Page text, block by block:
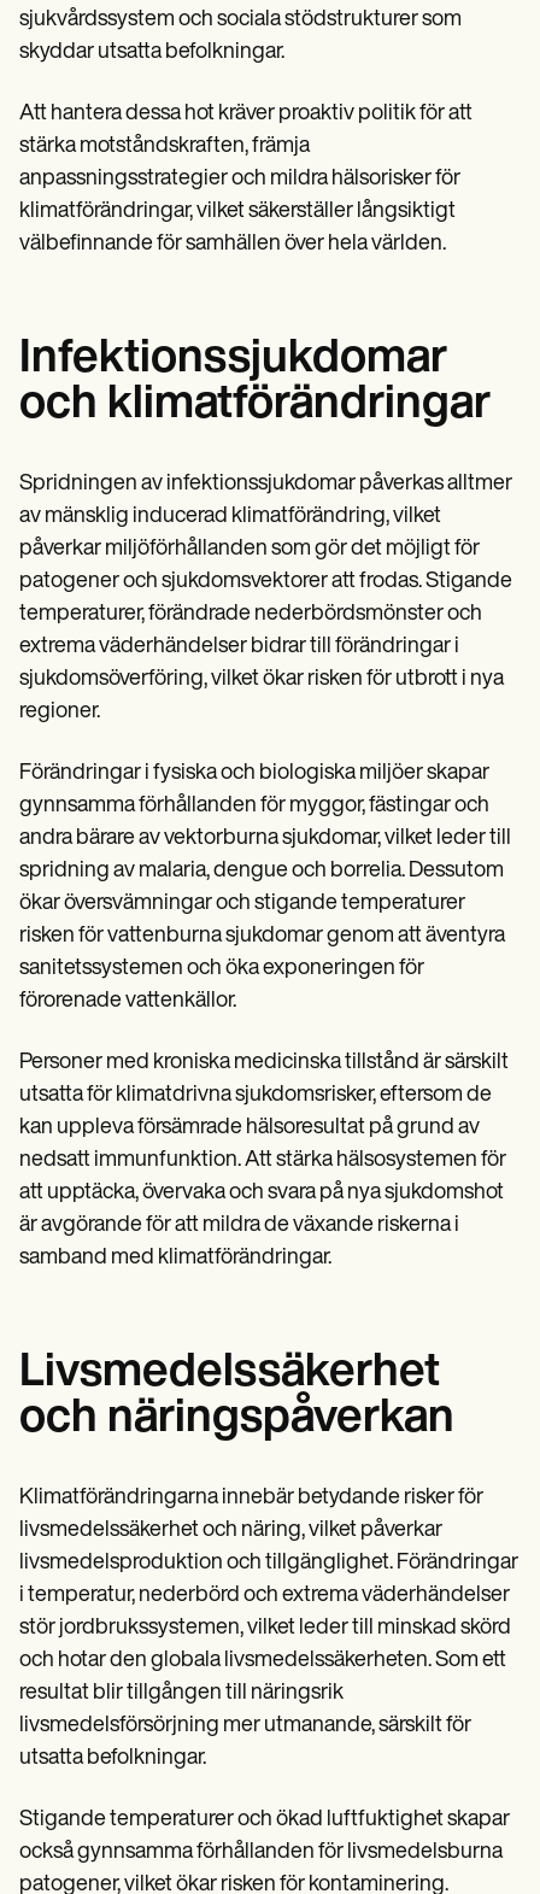
sjukvårdssystem och sociala stödstrukturer som
skyddar utsatta befolkningar.
Att hantera dessa hot kräver proaktiv politik för att
stärka motståndskraften, främja
anpassningsstrategier och mildra hälsorisker för
klimatförändringar, vilket säkerställer långsiktigt
välbefinnande för samhällen över hela världen.
Infektionssjukdomar
och klimatförändringar
Spridningen av infektionssjukdomar påverkas alltmer
av mänsklig inducerad klimatförändring, vilket
påverkar miljöförhållanden som gör det möjligt för
patogener och sjukdomsvektorer att frodas. Stigande
temperaturer, förändrade nederbördsmönster och
extrema väderhändelser bidrar till förändringar i
sjukdomsöverföring, vilket ökar risken för utbrott i nya
regioner.
Förändringar i fysiska och biologiska miljöer skapar
gynnsamma förhållanden för myggor, fästingar och
andra bärare av vektorburna sjukdomar, vilket leder till
spridning av malaria, dengue och borrelia. Dessutom
ökar översvämningar och stigande temperaturer
risken för vattenburna sjukdomar genom att äventyra
sanitetssystemen och öka exponeringen för
förorenade vattenkällor.
Personer med kroniska medicinska tillstånd är särskilt
utsatta för klimatdrivna sjukdomsrisker, eftersom de
kan uppleva försämrade hälsoresultat på grund av
nedsatt immunfunktion. Att stärka hälsosystemen för
att upptäcka, övervaka och svara på nya sjukdomshot
är avgörande för att mildra de växande riskerna i
samband med klimatförändringar.
Livsmedelssäkerhet
och näringspåverkan
Klimatförändringarna innebär betydande risker för
livsmedelssäkerhet och näring, vilket påverkar
livsmedelsproduktion och tillgänglighet. Förändringar
i temperatur, nederbörd och extrema väderhändelser
stör jordbrukssystemen, vilket leder till minskad skörd
och hotar den globala livsmedelssäkerheten. Som ett
resultat blir tillgången till näringsrik
livsmedelsförsörjning mer utmanande, särskilt för
utsatta befolkningar.
Stigande temperaturer och ökad luftfuktighet skapar
också gynnsamma förhållanden för livsmedelsburna
patogener, vilket ökar risken för kontaminering.